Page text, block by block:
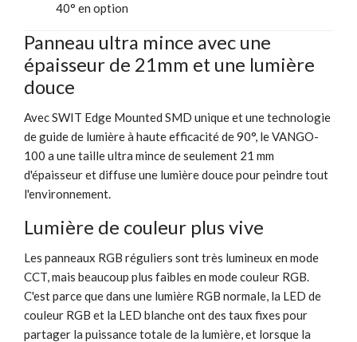
40° en option
Panneau ultra mince avec une
épaisseur de 21mm et une lumière
douce
Avec SWIT Edge Mounted SMD unique et une technologie
de guide de lumière à haute efficacité de 90°, le VANGO-
100 a une taille ultra mince de seulement 21 mm
d'épaisseur et diffuse une lumière douce pour peindre tout
l'environnement.
Lumière de couleur plus vive
Les panneaux RGB réguliers sont très lumineux en mode
CCT, mais beaucoup plus faibles en mode couleur RGB.
C'est parce que dans une lumière RGB normale, la LED de
couleur RGB et la LED blanche ont des taux fixes pour
partager la puissance totale de la lumière, et lorsque la